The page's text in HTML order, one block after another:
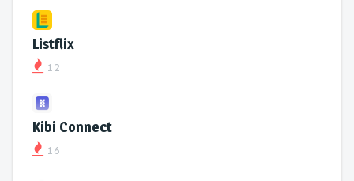
Listflix
12
Kibi Connect
16